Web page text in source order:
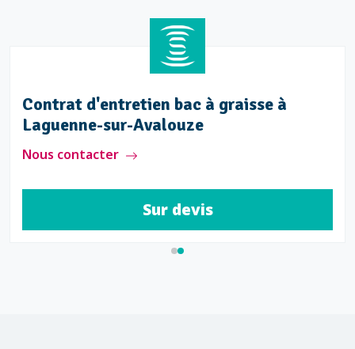
sur-
Contrat d'entretien bac à graisse
Laguenne-sur-Avalouze
Nous contacter